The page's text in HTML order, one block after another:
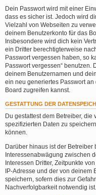
Dein Passwort wird mit einer
dass es sicher ist. Jedoch wird
Vielzahl von Webseiten zu
deinem Benutzerkonto für das
Insbesondere wird dich kein
ein Dritter berechtigterweise
Passwort vergessen haben, so
Passwort vergessen“ benutzen.
deinem Benutzernamen und
ein neu generiertes Passwort
Board zugreifen kannst.
GESTATTUNG DER
Du gestattest dem Betreiber,
spezifizierten Daten zu
können.
Darüber hinaus ist der Betreiber
Interessenabwägung zwischen
Interessen Dritter, Zeitpunkte
IP-Adresse und der von deinem
speichern, sofern dies zur
Nachverfolgbarkeit notwendig ist.